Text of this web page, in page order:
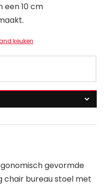
een 10 cm
keuken
gevormde
chair bureau stoel met